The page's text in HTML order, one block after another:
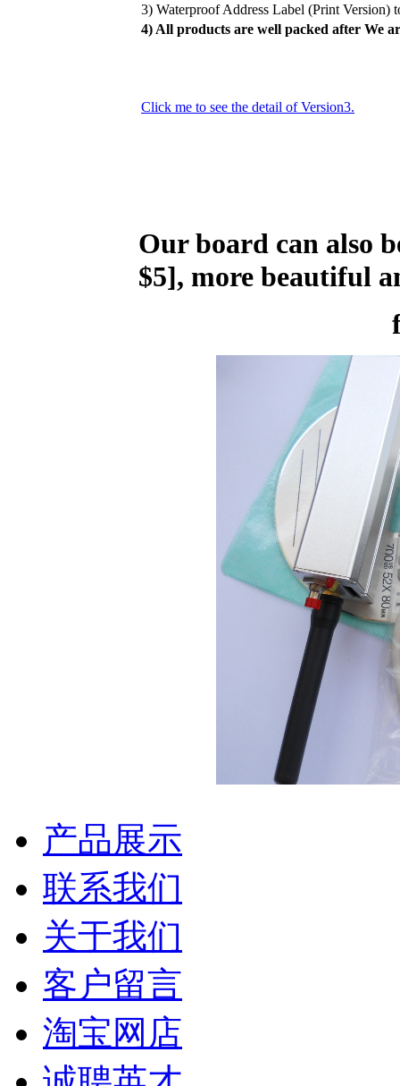
3) Waterproof Address Label (Print Version)
4) All products are well packed after We
Click me to see the detail of Version3.
Our board can also
$5], more beautiful
产品展示
联系我们
关于我们
客户留言
淘宝网店